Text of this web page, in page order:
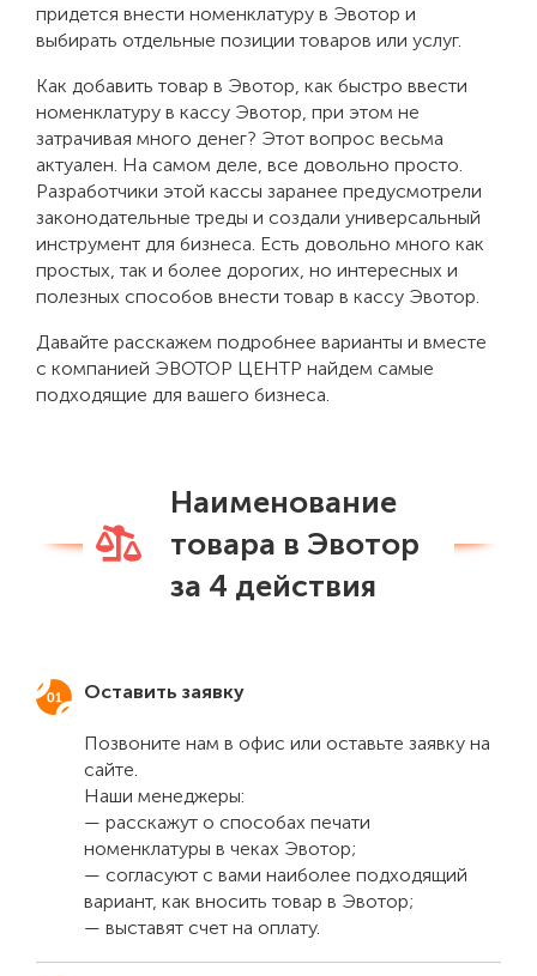
придется внести номенклатуру в Эвотор и
выбирать отдельные позиции товаров или услуг.
Как добавить товар в Эвотор, как быстро ввести
номенклатуру в кассу Эвотор, при этом не
затрачивая много денег? Этот вопрос весьма
актуален. На самом деле, все довольно просто.
Разработчики этой кассы заранее предусмотрели
законодательные треды и создали универсальный
инструмент для бизнеса. Есть довольно много как
простых, так и более дорогих, но интересных и
полезных способов внести товар в кассу Эвотор.
Давайте расскажем подробнее варианты и вместе
с компанией ЭВОТОР ЦЕНТР найдем самые
подходящие для вашего бизнеса.
Наименование
товара в Эвотор
за 4 действия
Оставить заявку
Позвоните нам в офис или оставьте заявку на
сайте.
Наши менеджеры:
— расскажут о способах печати
номенклатуры в чеках Эвотор;
— согласуют с вами наиболее подходящий
вариант, как вносить товар в Эвотор;
— выставят счет на оплату.